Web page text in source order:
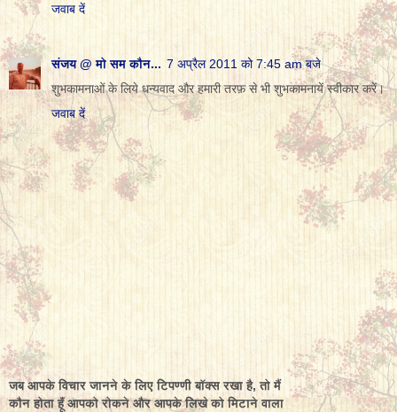
जवाब दें
संजय @ मो सम कौन... 7 अप्रैल 2011 को 7:45 am बजे
शुभकामनाओं के लिये धन्यवाद और हमारी तरफ़ से भी शुभकामनायें स्वीकार करें।
जवाब दें
जब आपके विचार जानने के लिए टिपण्णी बॉक्स रखा है, तो मैं
कौन होता हूँ आपको रोकने और आपके लिखे को मिटाने वाला